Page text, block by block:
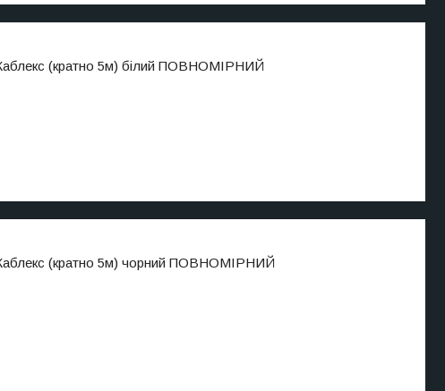
(кратно 5м) білий ПОВНОМІРНИЙ
(кратно 5м) чорний ПОВНОМІРНИЙ